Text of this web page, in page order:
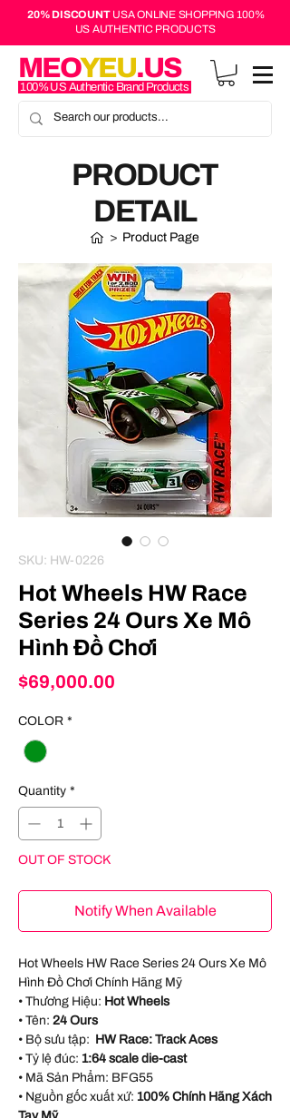
20% DISCOUNTUSA ONLINE SHOPPING 100%
US AUTHENTIC PRODUCTS
MEOYEU.US
100% US Authentic Brand Products
PRODUCT
DETAIL
> Product Page
SKU: HW-0226
Hot Wheels HW Race
Series 24 Ours Xe Mô
Hình Đồ Chơi
$69,000.00
COLOR *
Quantity *
OUT OF STOCK
Notify When Available
Hot Wheels HW Race Series 24 Ours Xe Mô
Hình Đồ Chơi Chính Hãng Mỹ
• Thương Hiệu: Hot Wheels
• Tên: 24 Ours
• Bộ sưu tập: HW Race: Track Aces
• Tỷ lệ đúc: 1:64 scale die-cast
• Mã Sản Phẩm: BFG55
• Nguồn gốc xuất xứ: 100% Chính Hãng Xách
Tay Mỹ